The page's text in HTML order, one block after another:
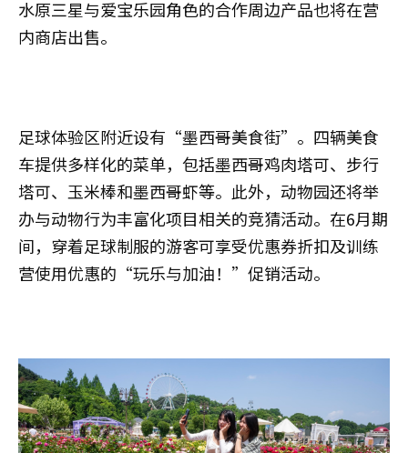
水原三星与爱宝乐园角色的合作周边产品也将在营
内商店出售。
足球体验区附近设有“墨西哥美食街”。四辆美食
车提供多样化的菜单，包括墨西哥鸡肉塔可、步行
塔可、玉米棒和墨西哥虾等。此外，动物园还将举
办与动物行为丰富化项目相关的竞猜活动。在6月期
间，穿着足球制服的游客可享受优惠券折扣及训练
营使用优惠的“玩乐与加油！”促销活动。